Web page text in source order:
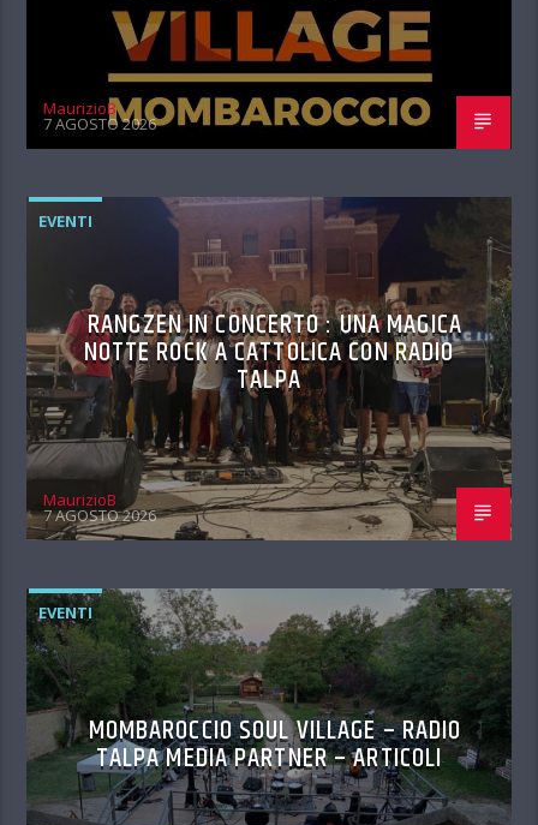
MaurizioB
7 AGOSTO 2026
EVENTI
RANGZEN IN CONCERTO : UNA MAGICA
NOTTE ROCK A CATTOLICA CON RADIO
TALPA
MaurizioB
7 AGOSTO 2026
EVENTI
MOMBAROCCIO SOUL VILLAGE – RADIO
TALPA MEDIA PARTNER – ARTICOLI